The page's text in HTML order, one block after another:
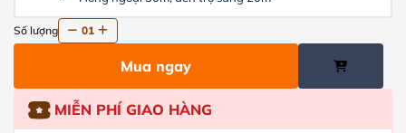
Số lượng 01
Mua ngay
MIỄN PHÍ GIAO HÀNG